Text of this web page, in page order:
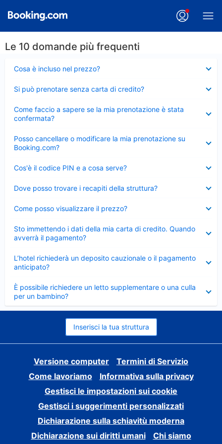
Le 10 domande più frequenti
Cosa è incluso nel prezzo?
chiuso
Si può prenotare senza carta di credito?
chiuso
Come faccio a sapere se la mia prenotazione è stata
confermata?
chiuso
Posso cancellare o modificare la mia prenotazione su
Booking.com?
chiuso
Cos'è il codice PIN e a cosa serve?
chiuso
Dove posso trovare i recapiti della struttura?
chiuso
Come posso visualizzare il prezzo?
chiuso
Sto immettendo i dati della mia carta di credito. Quando
avverrà il pagamento?
chiuso
L’hotel richiederà un deposito cauzionale o il pagamento
anticipato?
chiuso
È possibile richiedere un letto supplementare o una culla
per un bambino?
Elemento
chiuso
Inserisci la tua struttura
Versione computer
Termini di Servizio
Come lavoriamo
Informativa sulla privacy
Gestisci le impostazioni sui cookie
Gestisci i suggerimenti personalizzati
Dichiarazione sulla schiavitù moderna
Dichiarazione sui diritti umani
Chi siamo